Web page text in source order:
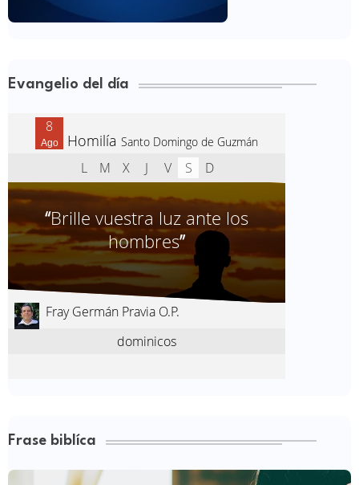
Evangelio del día
Frase biblíca